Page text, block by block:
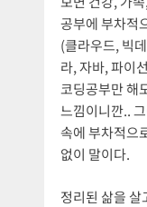
공부에 부차적
(클라우드, 빅
라, 자바, 파이
코딩공부만 해
느낌이니깐..
속에 부차적으
없이 말이다.
정리된 삶을 살